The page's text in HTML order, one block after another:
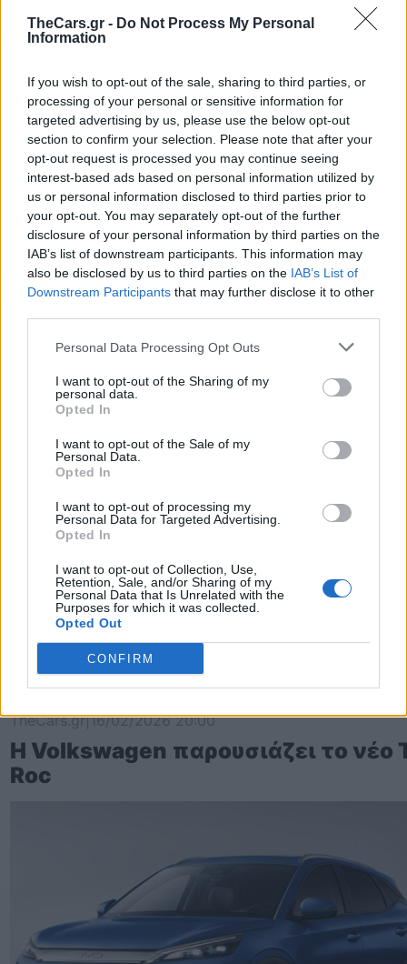
TheCars.gr - Do Not Process My Personal
Information
If you wish to opt-out of the sale, sharing to third parties, or
processing of your personal or sensitive information for
targeted advertising by us, please use the below opt-out
section to confirm your selection. Please note that after your
opt-out request is processed you may continue seeing
interest-based ads based on personal information utilized by
us or personal information disclosed to third parties prior to
your opt-out. You may separately opt-out of the further
disclosure of your personal information by third parties on the
IAB’s list of downstream participants. This information may
also be disclosed by us to third parties on the IAB’s List of
Downstream Participants that may further disclose it to other
Personal Data Processing Opt Outs
I want to opt-out of the Sharing of my
personal data.
Opted In
I want to opt-out of the Sale of my
Personal Data.
Opted In
I want to opt-out of processing my
Personal Data for Targeted Advertising.
Opted In
I want to opt-out of Collection, Use,
Retention, Sale, and/or Sharing of my
Personal Data that Is Unrelated with the
Purposes for which it was collected.
Opted Out
CONFIRM
TheCars.gr|19/02/2026 18:00
Δοκιμάζουμε το οικογενειακό
ηλεκτρικό Omoda 5
TheCars.gr|16/02/2026 20:00
Η Volkswagen παρουσιάζει το νέο
Roc